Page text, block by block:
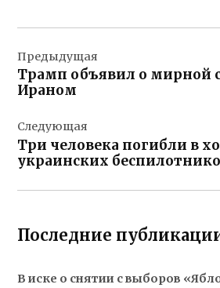
по
записям
Предыдущая
Трамп объявил о мирной
Ираном
Следующая
Три человека погибли в
украинских
Последние
В иске о снятии с выборов